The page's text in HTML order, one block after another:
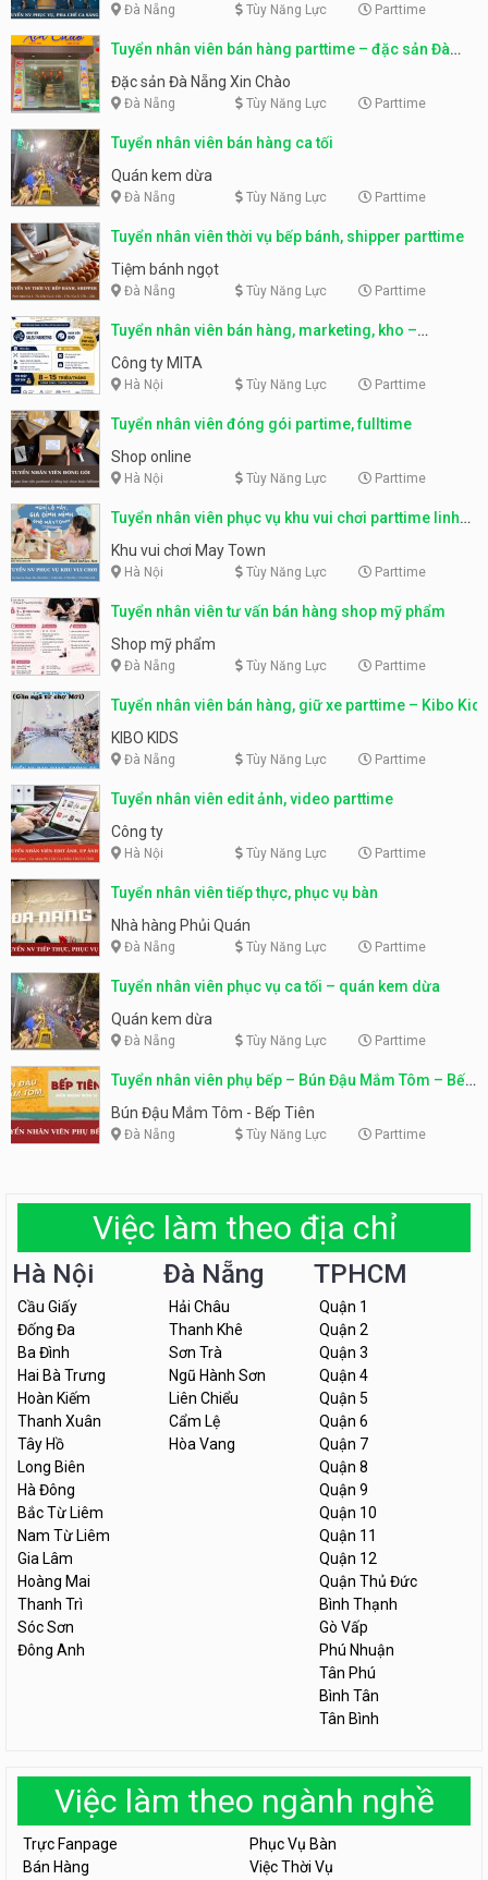
Đà Nẵng Tùy Năng Lực Parttime
Tuyển nhân viên bán hàng parttime – đặc sản Đà
Nẵng
Đặc sản Đà Nẵng Xin Chào
Đà Nẵng Tùy Năng Lực Parttime
Tuyển nhân viên bán hàng ca tối
Quán kem dừa
Đà Nẵng Tùy Năng Lực Parttime
Tuyển nhân viên thời vụ bếp bánh, shipper parttime
Tiệm bánh ngọt
Đà Nẵng Tùy Năng Lực Parttime
Tuyển nhân viên bán hàng, marketing, kho –
parttime, fulltime
Công ty MITA
Hà Nội Tùy Năng Lực Parttime
Tuyển nhân viên đóng gói partime, fulltime
Shop online
Hà Nội Tùy Năng Lực Parttime
Tuyển nhân viên phục vụ khu vui chơi parttime linh
động
Khu vui chơi May Town
Hà Nội Tùy Năng Lực Parttime
Tuyển nhân viên tư vấn bán hàng shop mỹ phẩm
Shop mỹ phẩm
Đà Nẵng Tùy Năng Lực Parttime
Tuyển nhân viên bán hàng, giữ xe parttime – Kibo Kid
KIBO KIDS
Đà Nẵng Tùy Năng Lực Parttime
Tuyển nhân viên edit ảnh, video parttime
Công ty
Hà Nội Tùy Năng Lực Parttime
Tuyển nhân viên tiếp thực, phục vụ bàn
Nhà hàng Phủi Quán
Đà Nẵng Tùy Năng Lực Parttime
Tuyển nhân viên phục vụ ca tối – quán kem dừa
Quán kem dừa
Đà Nẵng Tùy Năng Lực Parttime
Tuyển nhân viên phụ bếp – Bún Đậu Mắm Tôm – Bếp
Tiên
Bún Đậu Mắm Tôm - Bếp Tiên
Đà Nẵng Tùy Năng Lực Parttime
Việc làm theo địa chỉ
Hà Nội
Cầu Giấy
Đống Đa
Ba Đình
Hai Bà Trưng
Hoàn Kiếm
Thanh Xuân
Tây Hồ
Long Biên
Hà Đông
Bắc Từ Liêm
Nam Từ Liêm
Gia Lâm
Hoàng Mai
Thanh Trì
Sóc Sơn
Đông Anh
Đà Nẵng
Hải Châu
Thanh Khê
Sơn Trà
Ngũ Hành Sơn
Liên Chiểu
Cẩm Lệ
Hòa Vang
TPHCM
Quận 1
Quận 2
Quận 3
Quận 4
Quận 5
Quận 6
Quận 7
Quận 8
Quận 9
Quận 10
Quận 11
Quận 12
Quận Thủ Đức
Bình Thạnh
Gò Vấp
Phú Nhuận
Tân Phú
Bình Tân
Tân Bình
Việc làm theo ngành nghề
Trực Fanpage
Phục Vụ Bàn
Bán Hàng
Việc Thời Vụ